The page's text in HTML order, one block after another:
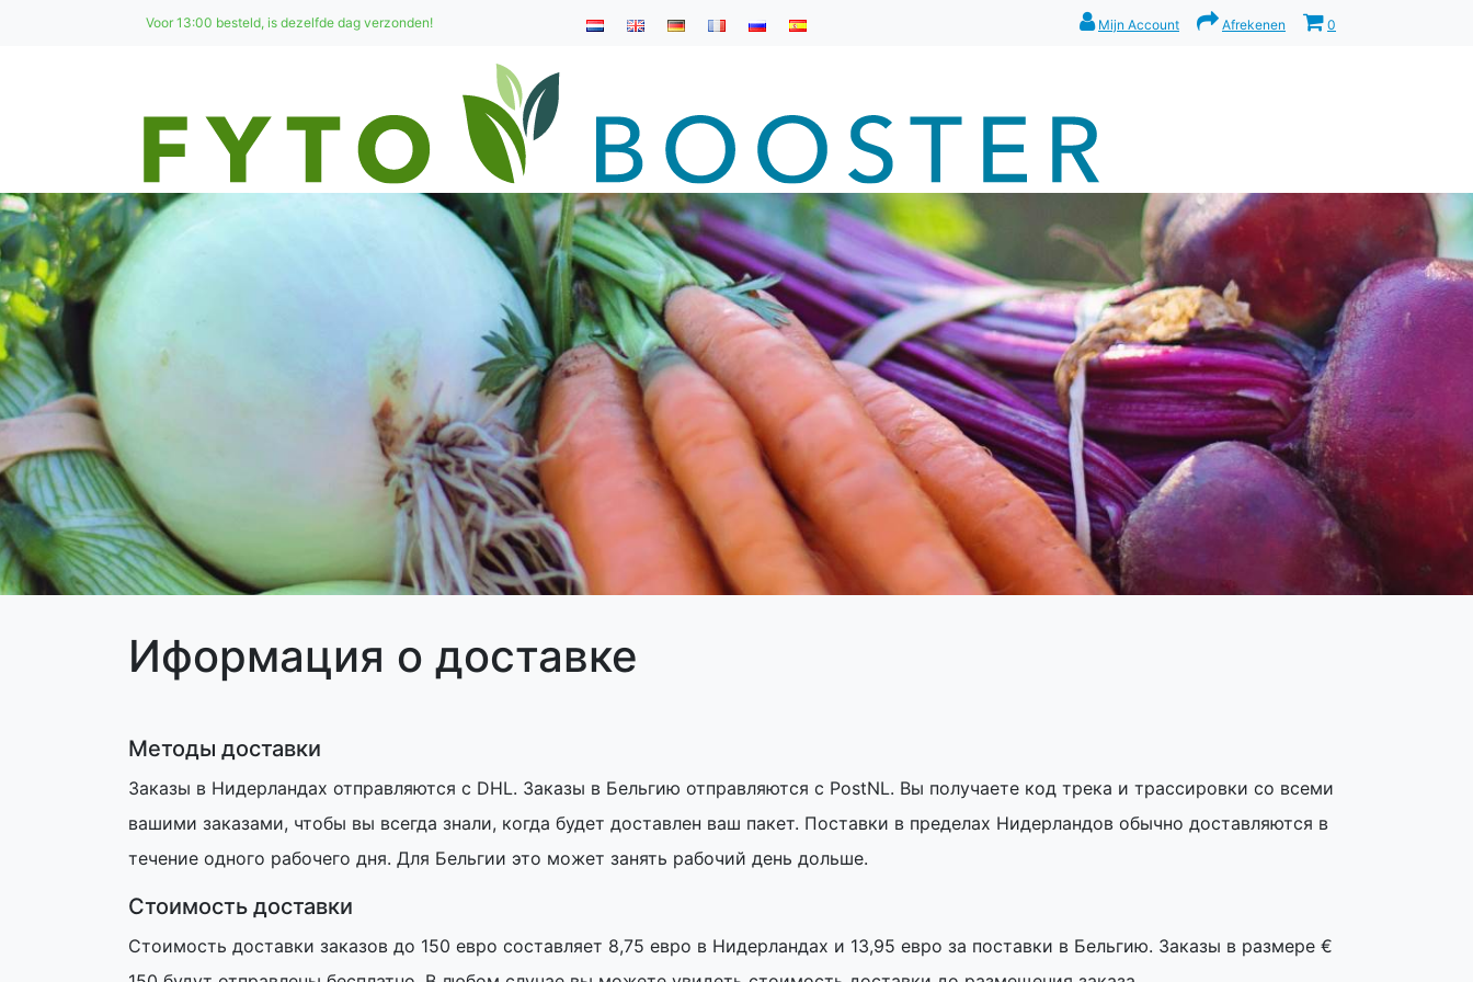
Voor 13:00 besteld, is dezelfde dag verzonden! Mijn Account Afrekenen 0
Иформация о доставке
Методы доставки
Заказы в Нидерландах отправляются с DHL. Заказы в Бельгию отправляются с PostNL. Вы получаете код трека и трассировки со всеми
вашими заказами, чтобы вы всегда знали, когда будет доставлен ваш пакет. Поставки в пределах Нидерландов обычно доставляются в
течение одного рабочего дня. Для Бельгии это может занять рабочий день дольше.
Стоимость доставки
Стоимость доставки заказов до 150 евро составляет 8,75 евро в Нидерландах и 13,95 евро за поставки в Бельгию. Заказы в размере €